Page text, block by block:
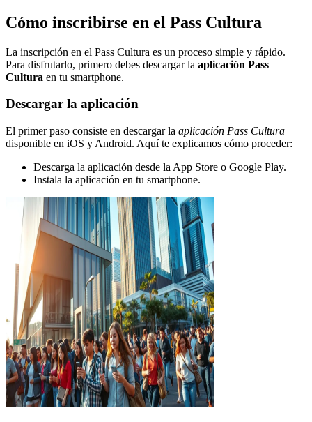
Cómo inscribirse en el Pass Cultura
La inscripción en el Pass Cultura es un proceso simple y rápido.
Para disfrutarlo, primero debes descargar la aplicación Pass
Cultura en tu smartphone.
Descargar la aplicación
El primer paso consiste en descargar la aplicación Pass Cultura
disponible en iOS y Android. Aquí te explicamos cómo proceder:
Descarga la aplicación desde la App Store o Google Play.
Instala la aplicación en tu smartphone.